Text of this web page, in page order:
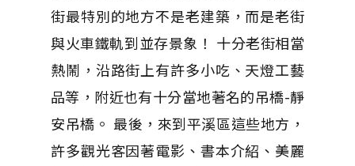
街最特別的地方不是老建築，而是老街
與火車鐵軌到並存景象！ 十分老街相當
熱鬧，沿路街上有許多小吃、天燈工藝
品等，附近也有十分當地著名的吊橋-靜
安吊橋。 最後，來到平溪區這些地方，
許多觀光客因著電影、書本介紹、美麗